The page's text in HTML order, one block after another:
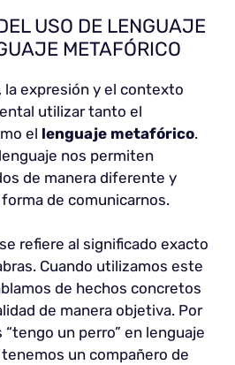
USO DE LENGUAJE
METAFÓRICO
la expresión y el contexto
utilizar tanto el
el lenguaje metafórico.
nos permiten
de manera diferente y
de comunicarnos.
se refiere al significado exacto
Cuando utilizamos este
de hechos concretos
de manera objetiva. Por
un perro” en lenguaje
un compañero de